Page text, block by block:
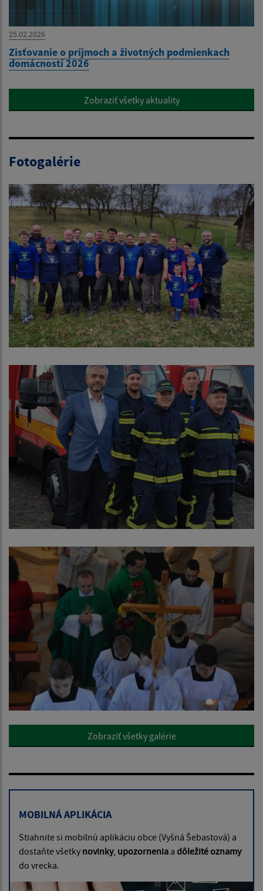
25.02.2026
Zisťovanie o príjmoch a životných podmienkach
domácností 2026
Zobraziť všetky aktuality
Fotogalérie
Zobraziť všetky galérie
MOBILNÁ APLIKÁCIA
Stiahnite si mobilnú aplikáciu obce (Vyšná Šebastová) a
dostaňte všetky novinky, upozornenia a dôležité oznamy
do vrecka.